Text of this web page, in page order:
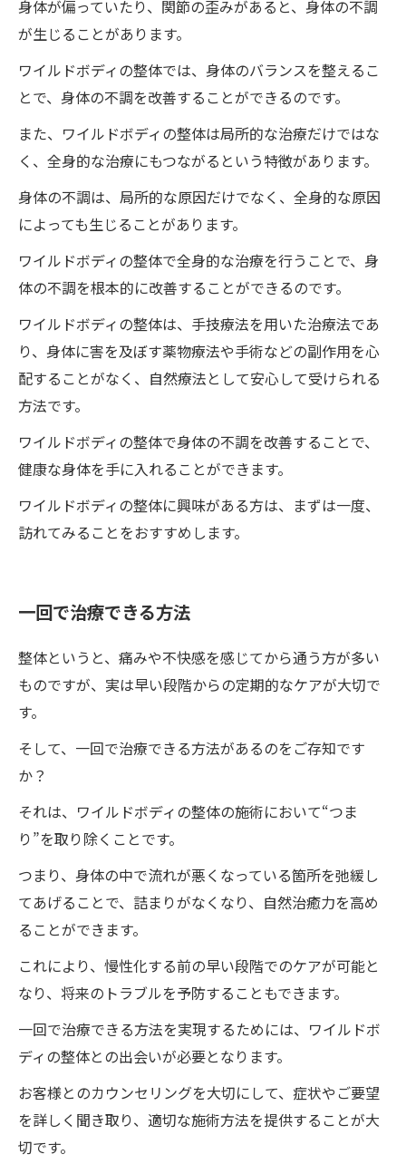
身体が偏っていたり、関節の歪みがあると、身体の不調
が生じることがあります。
ワイルドボディの整体では、身体のバランスを整えるこ
とで、身体の不調を改善することができるのです。
また、ワイルドボディの整体は局所的な治療だけではな
く、全身的な治療にもつながるという特徴があります。
身体の不調は、局所的な原因だけでなく、全身的な原因
によっても生じることがあります。
ワイルドボディの整体で全身的な治療を行うことで、身
体の不調を根本的に改善することができるのです。
ワイルドボディの整体は、手技療法を用いた治療法であ
り、身体に害を及ぼす薬物療法や手術などの副作用を心
配することがなく、自然療法として安心して受けられる
方法です。
ワイルドボディの整体で身体の不調を改善することで、
健康な身体を手に入れることができます。
ワイルドボディの整体に興味がある方は、まずは一度、
訪れてみることをおすすめします。
一回で治療できる方法
整体というと、痛みや不快感を感じてから通う方が多い
ものですが、実は早い段階からの定期的なケアが大切で
す。
そして、一回で治療できる方法があるのをご存知です
か？
それは、ワイルドボディの整体の施術において“つま
り”を取り除くことです。
つまり、身体の中で流れが悪くなっている箇所を弛緩し
てあげることで、詰まりがなくなり、自然治癒力を高め
ることができます。
これにより、慢性化する前の早い段階でのケアが可能と
なり、将来のトラブルを予防することもできます。
一回で治療できる方法を実現するためには、ワイルドボ
ディの整体との出会いが必要となります。
お客様とのカウンセリングを大切にして、症状やご要望
を詳しく聞き取り、適切な施術方法を提供することが大
切です。